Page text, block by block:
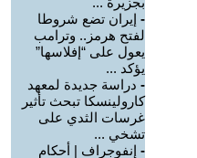
- إيران تضع شروطا
لفتح هرمز.. وترامب
يعول على “إفلاسها”
يؤكد ...
- دراسة جديدة لمعهد
كارولينسكا تبحث تأثير
غرسات الثدي على
تشخي ...
- إنفوجراف | أحكام